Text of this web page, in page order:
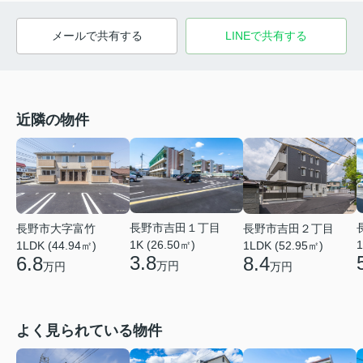
メールで共有する LINEで共有する
近隣の物件
長野市大字富竹
1LDK (44.94㎡)
6.8万円
長野市吉田１丁目
1K (26.50㎡)
3.8万円
長野市吉田２丁目
1LDK (52.95㎡)
8.4万円
よく見られている物件